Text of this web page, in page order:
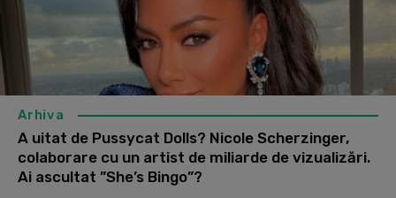
Arhiva
A uitat de Pussycat Dolls? Nicole Scherzinger,
colaborare cu un artist de miliarde de vizualizări.
Ai ascultat ”She’s Bingo”?